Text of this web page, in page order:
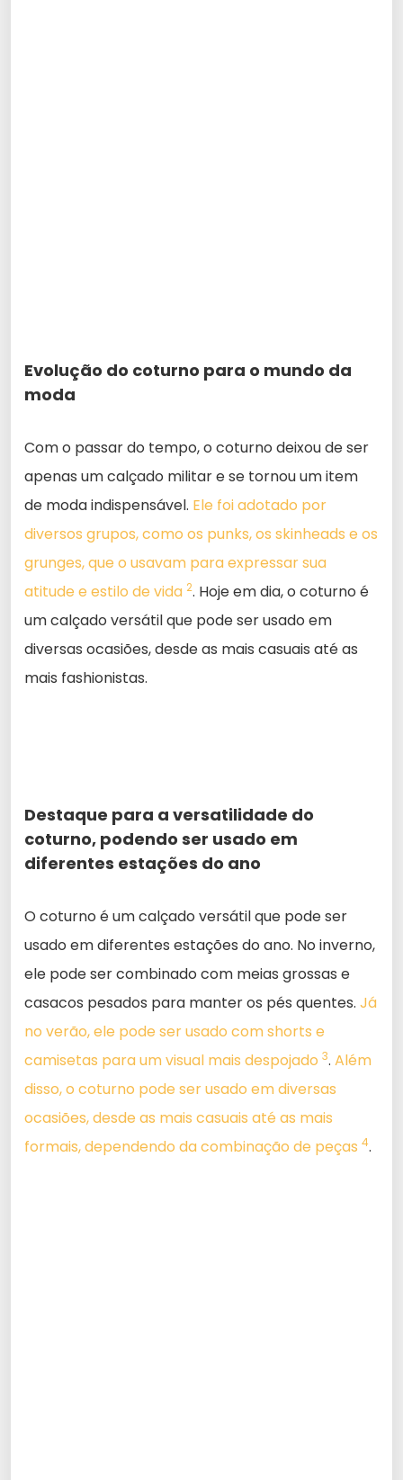
Evolução do coturno para o mundo da
moda
Com o passar do tempo, o coturno deixou de ser
apenas um calçado militar e se tornou um item
de moda indispensável. Ele foi adotado por
diversos grupos, como os punks, os skinheads e os
grunges, que o usavam para expressar sua
atitude e estilo de vida 2. Hoje em dia, o coturno é
um calçado versátil que pode ser usado em
diversas ocasiões, desde as mais casuais até as
mais fashionistas.
Destaque para a versatilidade do
coturno, podendo ser usado em
diferentes estações do ano
O coturno é um calçado versátil que pode ser
usado em diferentes estações do ano. No inverno,
ele pode ser combinado com meias grossas e
casacos pesados para manter os pés quentes. Já
no verão, ele pode ser usado com shorts e
camisetas para um visual mais despojado 3. Além
disso, o coturno pode ser usado em diversas
ocasiões, desde as mais casuais até as mais
formais, dependendo da combinação de peças 4.